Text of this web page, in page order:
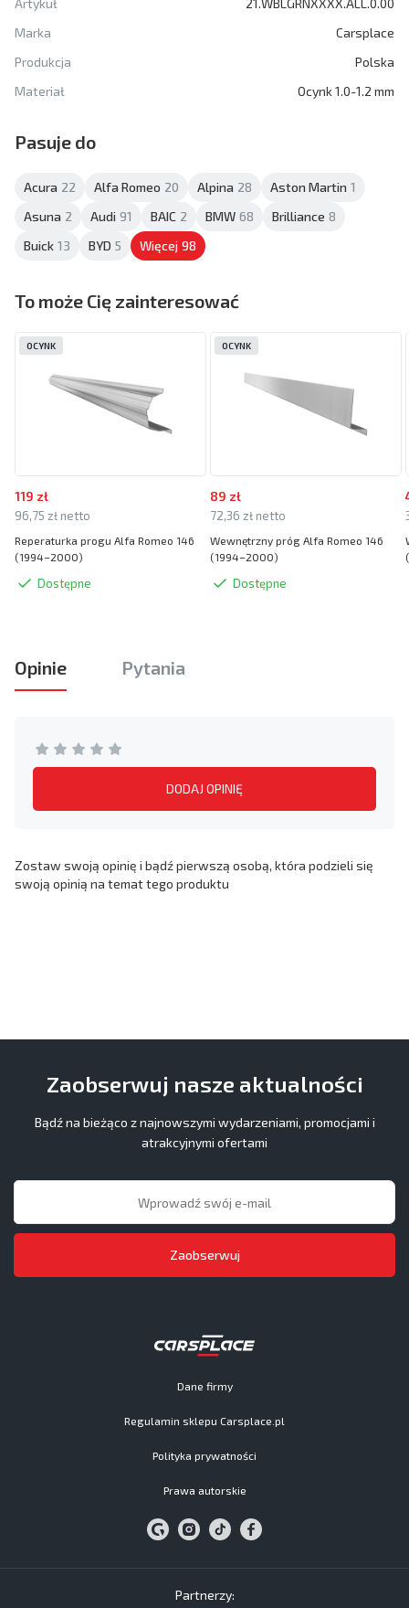
Marka
Carsplace
Produkcja
Polska
Materiał
Ocynk 1.0-1.2 mm
Pasuje do
Acura 22 Alfa Romeo 20 Alpina 28 Aston Martin 1
Asuna 2 Audi 91 BAIC 2 BMW 68 Brilliance 8
Buick 13 BYD 5 Więcej 98
To może Cię zainteresować
119 zł
96,75 zł netto
Reperaturka progu Alfa Romeo 146
(1994–2000)
Dostępne
OCYNK
89 zł
72,36 zł netto
Wewnętrzny próg Alfa Romeo 146
(1994–2000)
Dostępne
OCYNK
Opinie Pytania
DODAJ OPINIĘ
Zostaw swoją opinię i bądź pierwszą osobą, która podzieli się
swoją opinią na temat tego produktu
Dane firmy
Regulamin sklepu Carsplace.pl
Polityka prywatności
Prawa autorskie
Zaobserwuj nasze aktualności
Bądź na bieżąco z najnowszymi wydarzeniami, promocjami i
atrakcyjnymi ofertami
Zaobserwuj
Partnerzy: